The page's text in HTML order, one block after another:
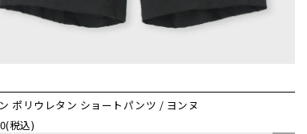
ポリウレタン ショートパンツ / ヨンヌ
(税込)